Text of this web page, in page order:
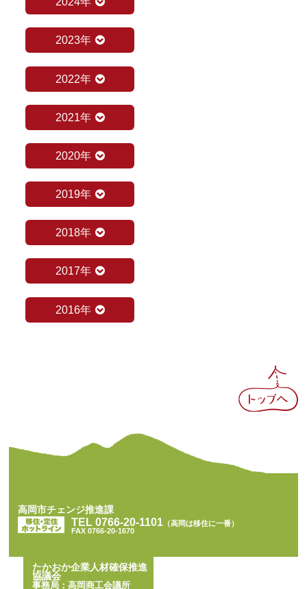
2023年
2022年
2021年
2020年
2019年
2018年
2017年
2016年
BACK TO TOP
高岡市チェンジ推進課
TEL 0766-20-1101（高岡は移住に一番）
FAX 0766-20-1670
たかおか企業人材確保推進
協議会
事務局：高岡商工会議所